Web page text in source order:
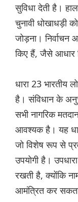
सुविधा देती है।
चुनावी धोखाधड़ी
जोड़ना। निर्वाचन
किए हैं, जैसे
धारा 23 भारतीय
है। संविधान के
सभी नागरिक
आवश्यक है। यह
जो विशेष रूप से
उपयोगी है।
रखती है, क्योंकि
आमंत्रित कर